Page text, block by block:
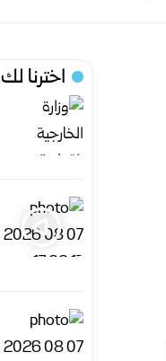
اخترنا لك